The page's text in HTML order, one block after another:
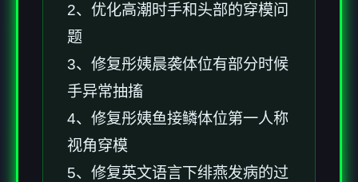
2、优化高潮时手和头部的穿模问
题
3、修复彤姨晨袭体位有部分时候
手异常抽搐
4、修复彤姨鱼接鳞体位第一人称
视角穿模
5、修复英文语言下绯燕发病的过